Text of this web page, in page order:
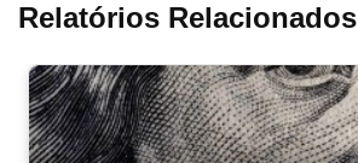
Relatórios Relacionados